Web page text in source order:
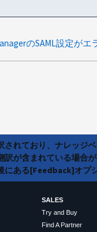
のSAML設定がエ
れており、ナレッ
が含まれている場
ある[Feedback]オプ
SALES
Try and Buy
Find A Partner